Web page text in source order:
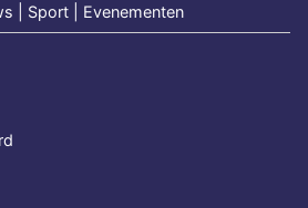
| Sport | Evenementen